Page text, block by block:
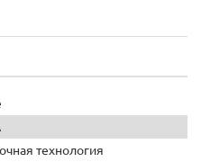
технология